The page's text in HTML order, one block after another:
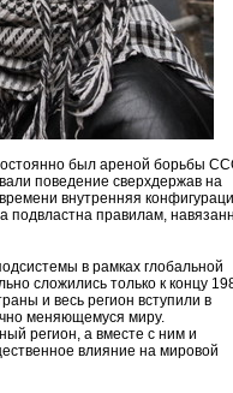
был ареной борьбы
поведение сверхдержав на
внутренняя
подвластна правилам,
в рамках глобальной
сложились только к концу
и весь регион вступили в
меняющемуся миру.
регион, а вместе с ним и
влияние на мировой